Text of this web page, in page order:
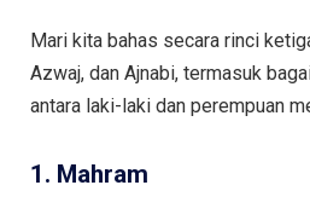
Mari kita bahas secara rinci
Azwaj, dan Ajnabi, termasuk
antara laki-laki dan perempuan
1. Mahram